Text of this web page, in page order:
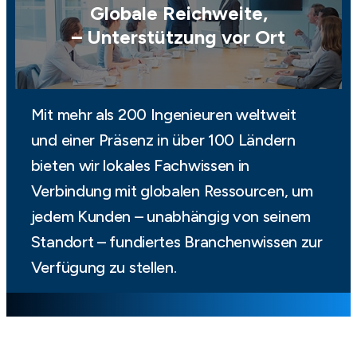
Globale Reichweite,
– Unterstützung vor Ort
Mit mehr als 200 Ingenieuren weltweit
und einer Präsenz in über 100 Ländern
bieten wir lokales Fachwissen in
Verbindung mit globalen Ressourcen, um
jedem Kunden – unabhängig von seinem
Standort – fundiertes Branchenwissen zur
Verfügung zu stellen.